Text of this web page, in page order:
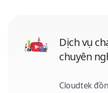
Dịch vụ
chuyên
Cloudtek